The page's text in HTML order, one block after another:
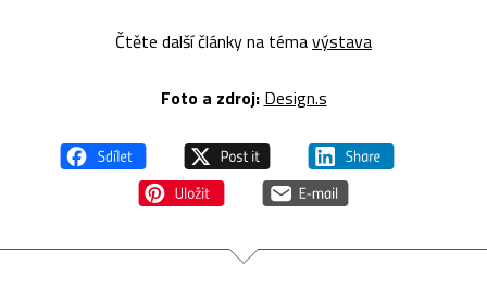
Čtěte další články na témavýstava
Foto a zdroj: Design.s